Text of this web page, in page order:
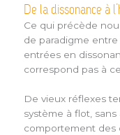
De la dissonance à
Ce qui précède
de paradigme
entrées en
correspond pas à
De vieux réflexes
système à flot,
comportement des